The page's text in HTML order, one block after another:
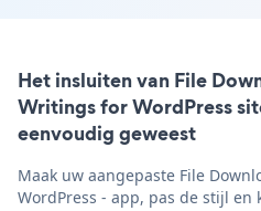
Het insluiten van File
Writings for WordPress
eenvoudig geweest
Maak uw aangepaste File
WordPress - app, pas de stijl